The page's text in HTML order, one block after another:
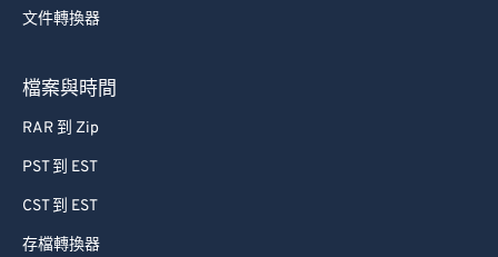
文件轉換器
檔案與時間
RAR 到 Zip
PST 到 EST
CST 到 EST
存檔轉換器